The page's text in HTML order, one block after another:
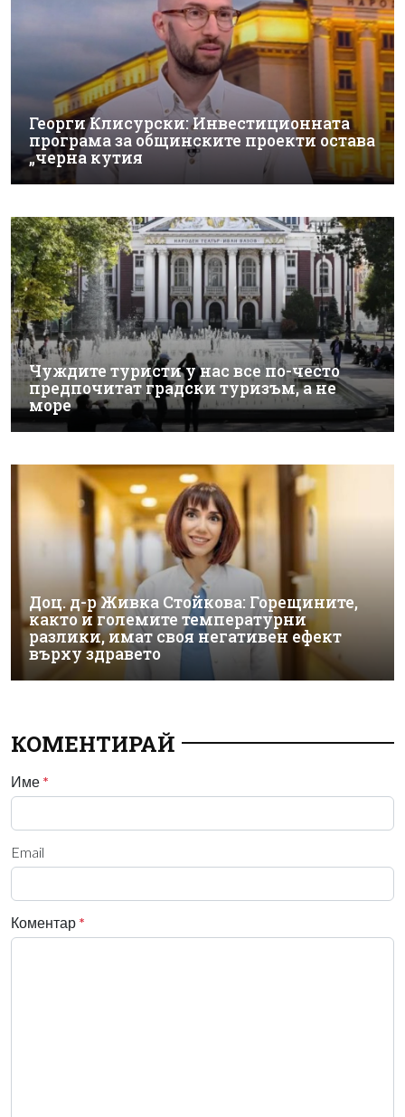
Георги Клисурски: Инвестиционната
програма за общинските проекти остава
„черна кутия
Чуждите туристи у нас все по-често
предпочитат градски туризъм, а не
море
Доц. д-р Живка Стойкова: Горещините,
както и големите температурни
разлики, имат своя негативен ефект
върху здравето
КОМЕНТИРАЙ
Име *
Email
Коментар *